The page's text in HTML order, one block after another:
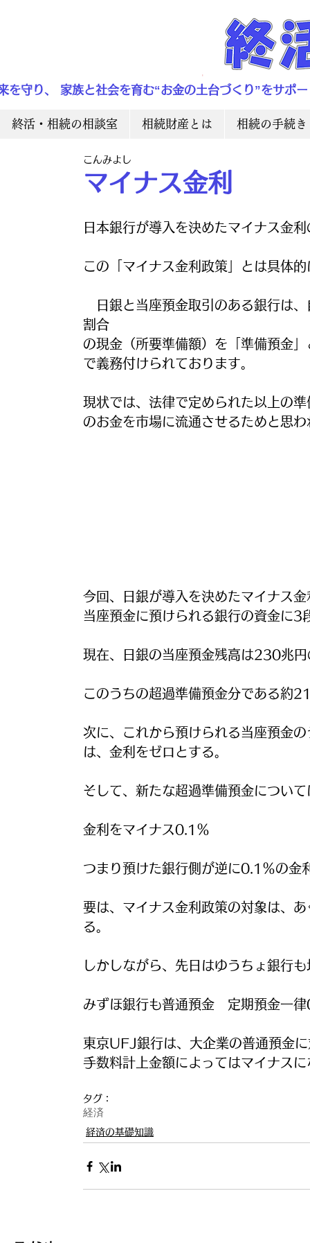
を守り、 家族と社会を育む“お金の土台づくり”をサポー
終活・相続の相談室 相続財産とは 相続の手続き
マイナス金利
こんみよし
日本銀行が導入を決めたマイナス金
この「マイナス金利政策」とは具体
日銀と当座預金取引のある銀行は、
割合
の現金（所要準備額）を「準備預金
で義務付けられております。
現状では、法律で定められた以上の
のお金を市場に流通させるためと思
今回、日銀が導入を決めたマイナス金
当座預金に預けられる銀行の資金に3
現在、日銀の当座預金残高は230兆円
このうちの超過準備預金分である約
次に、これから預けられる当座預金
は、金利をゼロとする。
そして、新たな超過準備預金について
金利をマイナス0.1％
つまり預けた銀行側が逆に0.1％の金
要は、マイナス金利政策の対象は、
る。
しかしながら、先日はゆうちょ銀行
みずほ銀行も普通預金　定期預金一
東京UFJ銀行は、大企業の普通預金
手数料計上金額によってはマイナスに
タグ：
経済
経済の基礎知識